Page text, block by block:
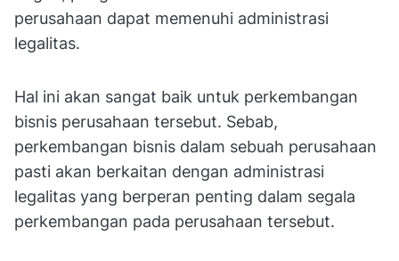
perusahaan dapat memenuhi administrasi
legalitas.
Hal ini akan sangat baik untuk perkembangan
bisnis perusahaan tersebut. Sebab,
perkembangan bisnis dalam sebuah perusahaan
pasti akan berkaitan dengan administrasi
legalitas yang berperan penting dalam segala
perkembangan pada perusahaan tersebut.